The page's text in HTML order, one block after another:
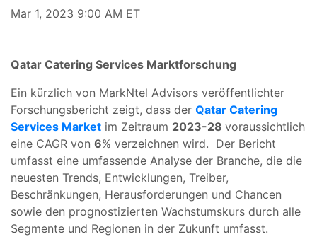
Mar 1, 2023 9:00 AM ET
Qatar Catering Services Marktforschung
Ein kürzlich von MarkNtel Advisors veröffentlichter
Forschungsbericht zeigt, dass der Qatar Catering
Services Market im Zeitraum 2023-28 voraussichtlich
eine CAGR von 6% verzeichnen wird. Der Bericht
umfasst eine umfassende Analyse der Branche, die die
neuesten Trends, Entwicklungen, Treiber,
Beschränkungen, Herausforderungen und Chancen
sowie den prognostizierten Wachstumskurs durch alle
Segmente und Regionen in der Zukunft umfasst.